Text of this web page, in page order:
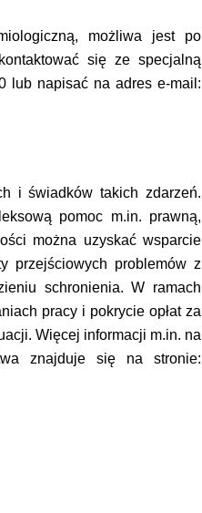
możliwa jest po
się ze specjalną
lub napisać na adres e-mail:
i świadków takich zdarzeń.
pomoc m.in. prawną,
można uzyskać wsparcie
przejściowych problemów z
schronienia. W ramach
pracy i pokrycie opłat za
Więcej informacji m.in. na
znajduje się na stronie: